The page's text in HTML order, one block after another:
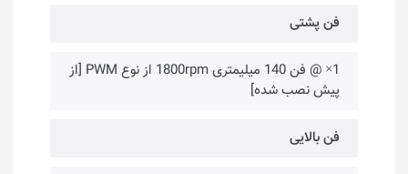
فن پشتی
1× @ فن 140 میلیمتری 1800rpm از نوع PWM [از
پیش نصب شده]
فن بالایی